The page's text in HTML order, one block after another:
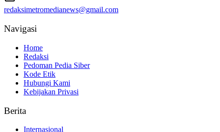
redaksimetromedianews@gmail.com
Navigasi
Home
Redaksi
Pedoman Pedia Siber
Kode Etik
Hubungi Kami
Kebijakan Privasi
Berita
Internasional